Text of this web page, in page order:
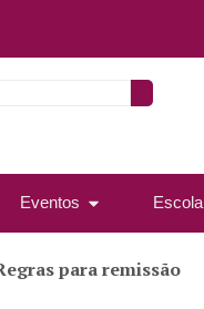
Eventos
para remissão